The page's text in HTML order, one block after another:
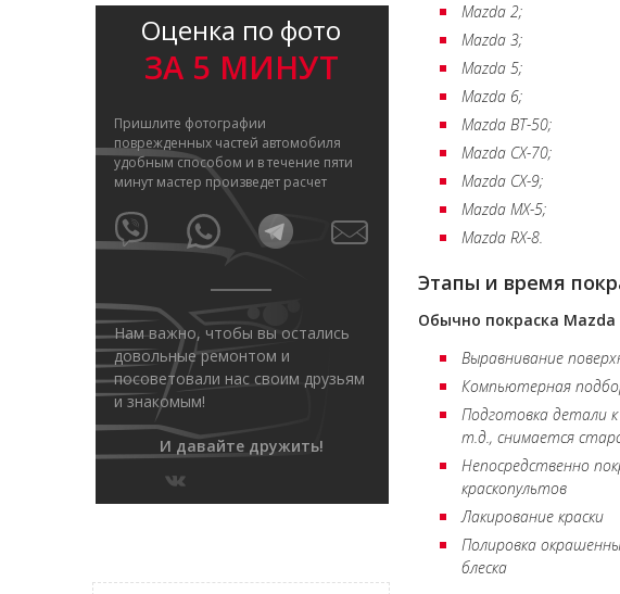
Mazda 2;
Mazda 3;
Mazda 5;
Mazda 6;
Mazda ВТ-50;
Mazda СХ-70;
Mazda СХ-9;
Mazda МХ-5;
Mazda RX-8.
Этапы и время
Обычно покраска
Выравнивание
Компьютерная
Подготовка детали
т.д., снимается
Непосредственно
краскопультов
Лакирование краски
Полировка
блеска
Оценка по фото
ЗА 5 МИНУТ
Пришлите фотографии
поврежденных частей автомобиля
удобным способом и в течение пяти
минут мастер произведет расчет
Нам важно, чтобы вы остались
довольные ремонтом и
посоветовали нас своим друзьям
и знакомым!
И давайте дружить!